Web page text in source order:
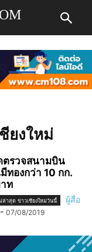
ยงใหม่
ตรวจสนามบิน
ทองกว่า 10 กก.
ท
ล่าสุด ข่าวเชียงใหม่วันนี้
ผู้สื่อ
- 07/08/2019